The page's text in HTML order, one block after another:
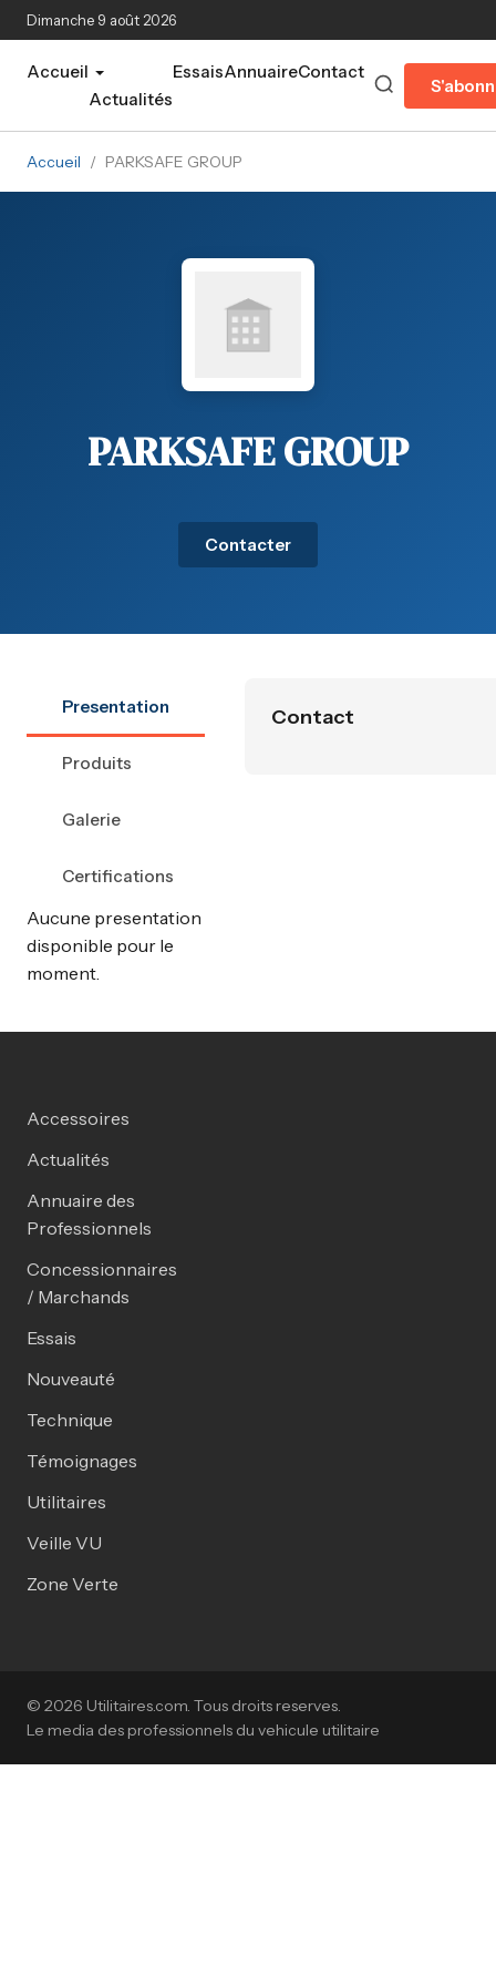
Aller au contenu principal
Dimanche 9 août 2026
Accueil
Actualités
EssaisAnnuaireContact
Accueil / PARKSAFE GROUP
PARKSAFE GROUP
Contacter
Presentation
Produits
Galerie
Certifications
Aucune presentation
disponible pour le
moment.
Contact
Accessoires
Actualités
Annuaire des
Professionnels
Concessionnaires
/ Marchands
Essais
Nouveauté
Technique
Témoignages
Utilitaires
Veille VU
Zone Verte
© 2026 Utilitaires.com. Tous droits reserves.
Le media des professionnels du vehicule utilitaire